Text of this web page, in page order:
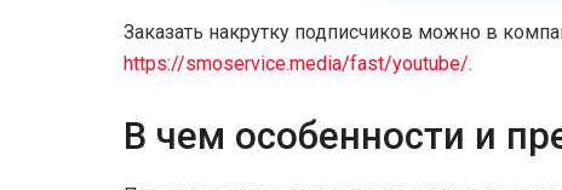
Заказать накрутку подписчиков можно в
https://smoservice.media/fast/youtube/.
В чем особенности и